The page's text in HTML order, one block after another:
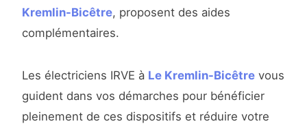
Kremlin-Bicêtre, proposent des aides
complémentaires.
Les électriciens IRVE à Le Kremlin-Bicêtre vous
guident dans vos démarches pour bénéficier
pleinement de ces dispositifs et réduire votre